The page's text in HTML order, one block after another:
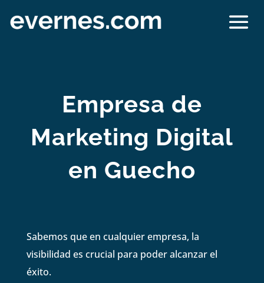
Empresa de
Marketing Digital
en Guecho
Sabemos que en cualquier empresa, la
visibilidad es crucial para poder alcanzar el
éxito.